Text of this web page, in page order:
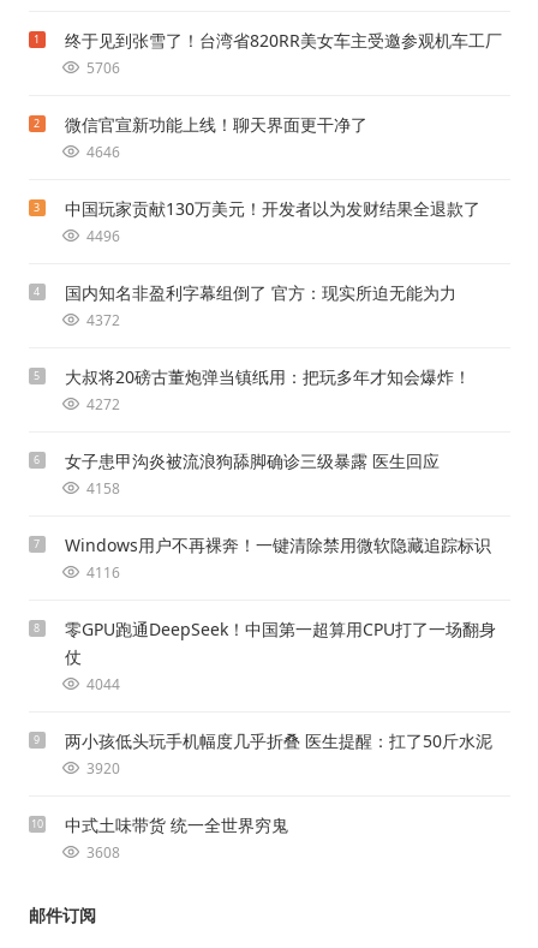
1 终于见到张雪了！台湾省820RR美女车主受邀参观机车工厂
5706
2 微信官宣新功能上线！聊天界面更干净了
4646
3 中国玩家贡献130万美元！开发者以为发财结果全退款了
4496
4 国内知名非盈利字幕组倒了 官方：现实所迫无能为力
4372
5 大叔将20磅古董炮弹当镇纸用：把玩多年才知会爆炸！
4272
6 女子患甲沟炎被流浪狗舔脚确诊三级暴露 医生回应
4158
7 Windows用户不再裸奔！一键清除禁用微软隐藏追踪标识
4116
8
零GPU跑通DeepSeek！中国第一超算用CPU打了一场翻身
仗
4044
9 两小孩低头玩手机幅度几乎折叠 医生提醒：扛了50斤水泥
3920
10 中式土味带货 统一全世界穷鬼
3608
邮件订阅